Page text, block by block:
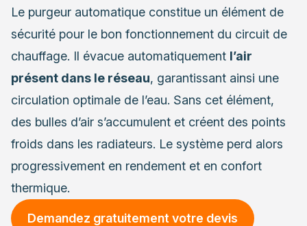
Le purgeur automatique constitue un élément de
sécurité pour le bon fonctionnement du circuit de
chauffage. Il évacue automatiquement l’air
présent dans le réseau, garantissant ainsi une
circulation optimale de l’eau. Sans cet élément,
des bulles d’air s’accumulent et créent des points
froids dans les radiateurs. Le système perd alors
progressivement en rendement et en confort
thermique.
Demandez gratuitement votre devis